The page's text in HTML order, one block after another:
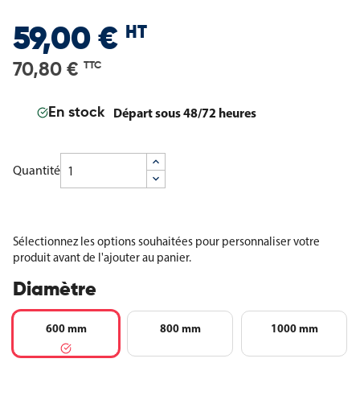
59,00 € HT
70,80 € TTC
En stock Départ sous 48/72 heures
Quantité
Sélectionnez les options souhaitées pour personnaliser votre
produit avant de l'ajouter au panier.
Diamètre
600 mm 800 mm 1000 mm